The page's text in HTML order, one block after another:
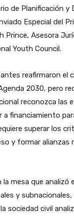
de Planificación y
Especial del
Prince, Asesora
Youth Council.
reafirmaron el
2030, pero
reconozca las
a financiamiento
superar los
y formar
mesa que analizó
y
sociedad civil